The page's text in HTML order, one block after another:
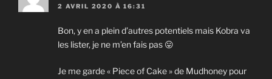
2 AVRIL 2020 À 16:31
Bon, y en a plein d’autres potentiels mais Kobra va
les lister, je ne m’en fais pas 😛
Je me garde « Piece of Cake » de Mudhoney pour